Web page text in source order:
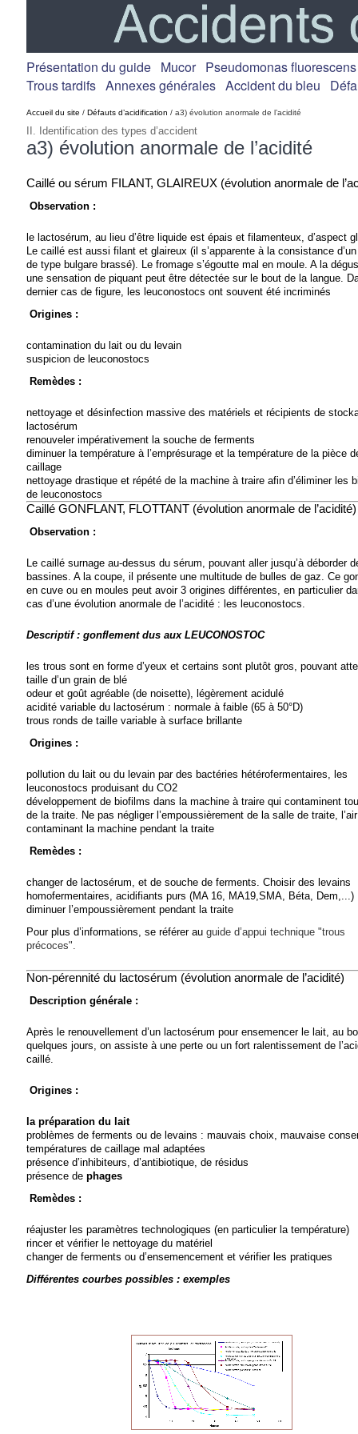
Présentation du guide Mucor Pseudomonas fluorescens
Trous tardifs Annexes générales Accident du bleu
Accueil du site / Défauts d’acidification / a3) évolution anormale de l’acidité
II. Identification des types d’accident
a3) évolution anormale de l’acidité
Caillé ou sérum FILANT, GLAIREUX (évolution anormale de
Observation :
le lactosérum, au lieu d’être liquide est épais et filamenteux, d’aspect
Le caillé est aussi filant et glaireux (il s’apparente à la consistance
de type bulgare brassé). Le fromage s’égoutte mal en moule. A la
une sensation de piquant peut être détectée sur le bout de la langue.
dernier cas de figure, les leuconostocs ont souvent été incriminés
Origines :
contamination du lait ou du levain
suspicion de leuconostocs
Remèdes :
nettoyage et désinfection massive des matériels et récipients de
lactosérum
renouveler impérativement la souche de ferments
diminuer la température à l’emprésurage et la température de la pièce
caillage
nettoyage drastique et répété de la machine à traire afin d’éliminer les
de leuconostocs
Caillé GONFLANT, FLOTTANT (évolution anormale de l’acidité)
Observation :
Le caillé surnage au-dessus du sérum, pouvant aller jusqu’à déborder
bassines. A la coupe, il présente une multitude de bulles de gaz. Ce
en cuve ou en moules peut avoir 3 origines différentes, en particulier
cas d’une évolution anormale de l’acidité : les leuconostocs.
Descriptif : gonflement dus aux LEUCONOSTOC
les trous sont en forme d’yeux et certains sont plutôt gros, pouvant
taille d’un grain de blé
odeur et goût agréable (de noisette), légèrement acidulé
acidité variable du lactosérum : normale à faible (65 à 50°D)
trous ronds de taille variable à surface brillante
Origines :
pollution du lait ou du levain par des bactéries hétérofermentaires, les
leuconostocs produisant du CO2
développement de biofilms dans la machine à traire qui contaminent
de la traite. Ne pas négliger l’empoussièrement de la salle de traite, l’air
contaminant la machine pendant la traite
Remèdes :
changer de lactosérum, et de souche de ferments. Choisir des levains
homofermentaires, acidifiants purs (MA 16, MA19,SMA, Béta, Dem,...)
diminuer l’empoussièrement pendant la traite
Pour plus d’informations, se référer au guide d’appui technique "trous
précoces".
Non-pérennité du lactosérum (évolution anormale de l’acidité)
Description générale :
Après le renouvellement d’un lactosérum pour ensemencer le lait, au
quelques jours, on assiste à une perte ou un fort ralentissement de
caillé.
Origines :
la préparation du lait
problèmes de ferments ou de levains : mauvais choix, mauvaise
températures de caillage mal adaptées
présence d’inhibiteurs, d’antibiotique, de résidus
présence de phages
Remèdes :
réajuster les paramètres technologiques (en particulier la température)
rincer et vérifier le nettoyage du matériel
changer de ferments ou d’ensemencement et vérifier les pratiques
Différentes courbes possibles : exemples